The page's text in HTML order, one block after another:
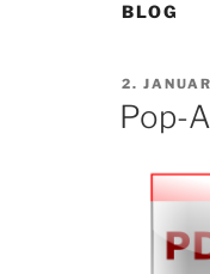
BLOG
AM
2.
Pop-